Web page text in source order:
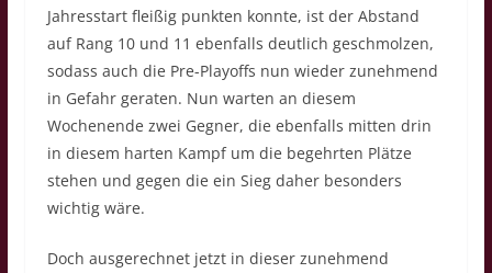
Jahresstart fleißig punkten konnte, ist der Abstand
auf Rang 10 und 11 ebenfalls deutlich geschmolzen,
sodass auch die Pre-Playoffs nun wieder zunehmend
in Gefahr geraten. Nun warten an diesem
Wochenende zwei Gegner, die ebenfalls mitten drin
in diesem harten Kampf um die begehrten Plätze
stehen und gegen die ein Sieg daher besonders
wichtig wäre.
Doch ausgerechnet jetzt in dieser zunehmend